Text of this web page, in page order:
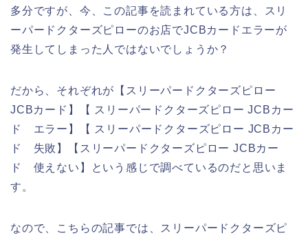
多分ですが、今、この記事を読まれている方は、スリ
ーパードクターズピローのお店でJCBカードエラーが
発生してしまった人ではないでしょうか？
だから、それぞれが【スリーパードクターズピロー
JCBカード】【 スリーパードクターズピロー JCBカー
ド エラー】【 スリーパードクターズピロー JCBカー
ド 失敗】【スリーパードクターズピロー JCBカー
ド 使えない】という感じで調べているのだと思いま
す。
なので、こちらの記事では、スリーパードクターズピ